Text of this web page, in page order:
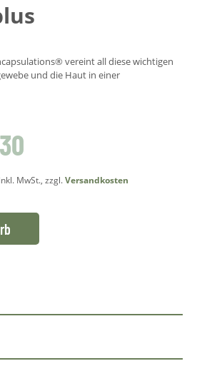
vereint all diese wichtigen
und die Haut in einer
inkl. MwSt., zzgl.Versandkosten